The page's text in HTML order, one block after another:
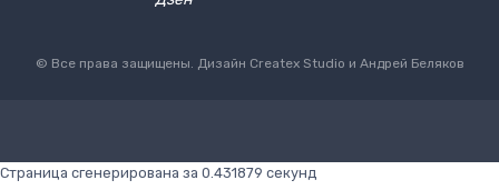
© Все права защищены. Дизайн Createx Studio и Андрей Беляков
Страница сгенерирована за 0.431879 секунд